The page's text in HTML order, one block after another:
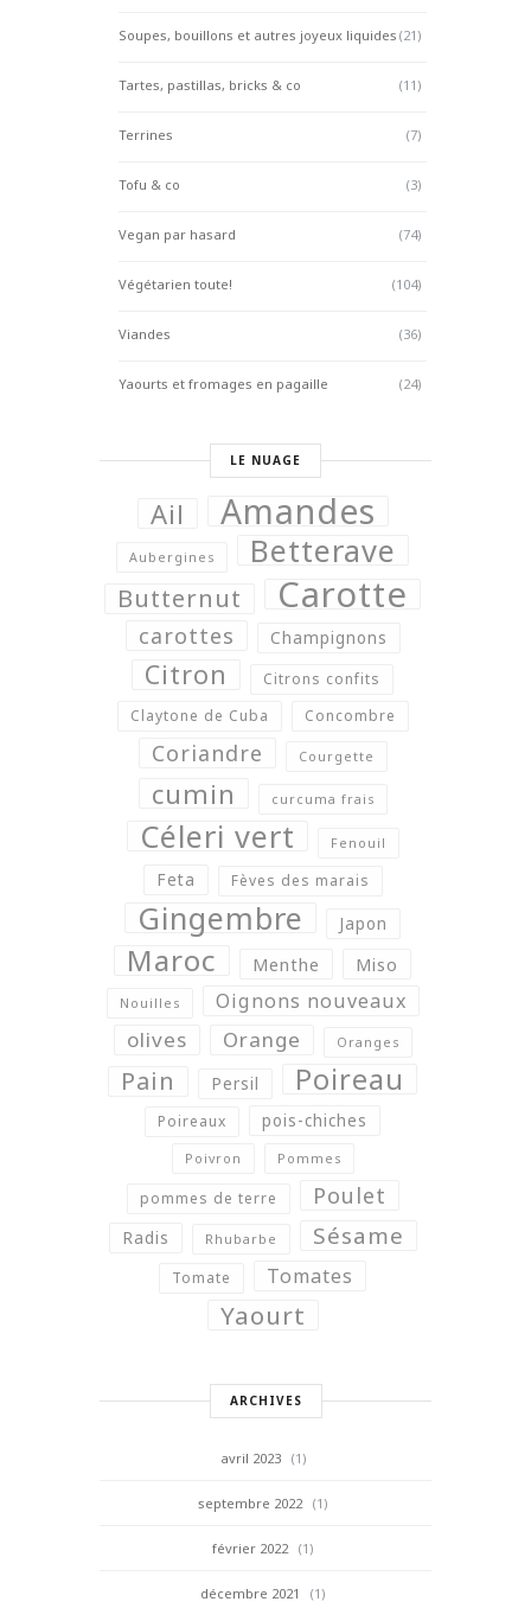
Soupes, bouillons et autres joyeux liquides (21)
Tartes, pastillas, bricks & co (11)
Terrines (7)
Tofu & co (3)
Vegan par hasard (74)
Végétarien toute! (104)
Viandes (36)
Yaourts et fromages en pagaille (24)
LE NUAGE
Ail Amandes
Aubergines Betterave
Butternut Carotte
carottes Champignons
Citron
Citrons confits
Claytone de Cuba
Concombre
Coriandre Courgette
cumin curcuma frais
Céleri vert Fenouil
Feta Fèves des marais
Gingembre Japon
Maroc Menthe Miso
Nouilles Oignons nouveaux
olives Orange Oranges
Pain Persil Poireau
Poireaux pois-chiches
Poivron Pommes
pommes de terre Poulet
Radis Rhubarbe Sésame
Tomate Tomates
Yaourt
ARCHIVES
avril 2023 (1)
septembre 2022 (1)
février 2022 (1)
décembre 2021 (1)